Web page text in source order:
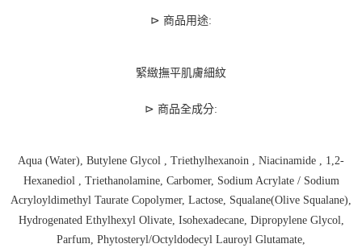
⊳ 商品用途:
緊緻撫平肌膚細紋
⊳ 商品全成分:
Aqua (Water), Butylene Glycol , Triethylhexanoin , Niacinamide , 1,2-
Hexanediol , Triethanolamine, Carbomer, Sodium Acrylate / Sodium
Acryloyldimethyl Taurate Copolymer, Lactose, Squalane(Olive Squalane),
Hydrogenated Ethylhexyl Olivate, Isohexadecane, Dipropylene Glycol,
Parfum, Phytosteryl/Octyldodecyl Lauroyl Glutamate,